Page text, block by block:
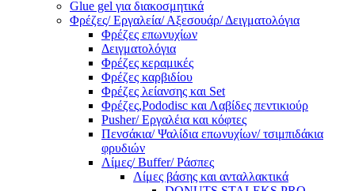
Glue gel για διακοσμητικά
Φρέζες/ Εργαλεία/ Αξεσουάρ/ Δειγματολόγια
Φρέζες επωνυχίων
Δειγματολόγια
Φρέζες κεραμικές
Φρέζες καρβιδίου
Φρέζες λείανσης και Set
Φρέζες,Pododisc και Λαβίδες πεντικιούρ
Pusher/ Εργαλέια και κόφτες
Πενσάκια/ Ψαλίδια επωνυχίων/ τσιμπιδάκια
φρυδιών
Λίμες/ Buffer/ Ράσπες
Λίμες βάσης και ανταλλακτικά